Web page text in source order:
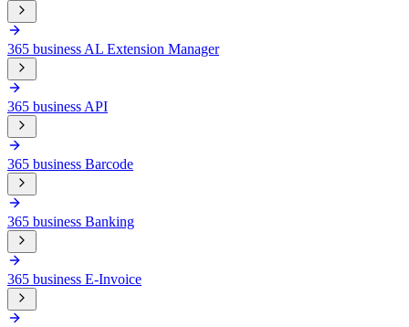
365 business AL Extension Manager
365 business API
365 business Barcode
365 business Banking
365 business E-Invoice